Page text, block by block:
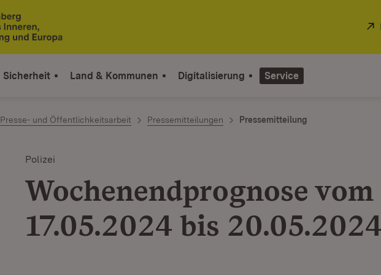
Sicherheit Land & Kommunen Digitalisierung Service
Presse- und Öffentlichkeitsarbeit Pressemitteilungen Pressemitteilung
Polizei
Wochenendprognose vom
17.05.2024 bis 20.05.2024